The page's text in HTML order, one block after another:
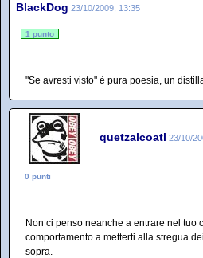
BlackDog 23/10/2009, 13:35
1 punto
"Se avresti visto" è pura poesia, un
quetzalcoatl 23/10/
0 punti
Non ci penso neanche a entrare nel tuo
comportamento a metterti alla stregua
sopra.